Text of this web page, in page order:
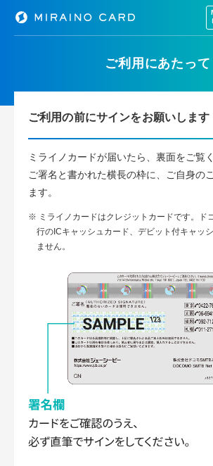
ご利用にあたって
ご利用の前にサインをお願いします
ミライノカードが届いたら、裏面をご覧
ご署名と書かれた横長の枠に、ご自身の
ます。
※ ミライノカードはクレジットカードです。ド
行のICキャッシュカード、デビット付キャッ
ません。